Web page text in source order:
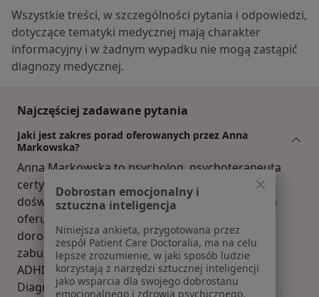
Wszystkie treści, w szczególności pytania i odpowiedzi,
dotyczące tematyki medycznej mają charakter
informacyjny i w żadnym wypadku nie mogą zastąpić
diagnozy medycznej.
Najczęściej zadawane pytania
Jaki jest zakres porad oferowanych przez Anna
Markowska?
Anna Markowska to psycholog, psychoterapeuta
certyfikowany. Na podstawie swojego
doświadczenia i wykształcenia Anna Markowska
oferuje usługi takie jak: diagnoza ADHD dla
dorosłych, diagnoza uzależnienia, Diagnoza
zaburzeń kompulsywno-obsesyjnych, Diagnoza
ADHD dzieci i młodzieży, Diagnoza autyzmu,
Diagnoza borderline, Test SCID-5- zaburzenia
Dobrostan emocjonalny i
sztuczna inteligencja
Niniejsza ankieta, przygotowana przez
zespół Patient Care Doctoralia, ma na celu
lepsze zrozumienie, w jaki sposób ludzie
korzystają z narzędzi sztucznej inteligencji
jako wsparcia dla swojego dobrostanu
emocjonalnego i zdrowia psychicznego.